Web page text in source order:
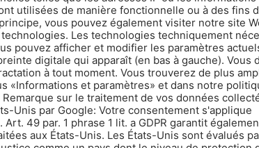
COFFRAGE ET PROTECTION DU BÉTON
MATÉRIAUX D'ÉTANCHÉITÉ – JOINTS DE